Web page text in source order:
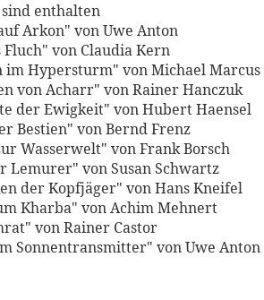
sind enthalten
Arkon" von Uwe Anton
Fluch" von Claudia Kern
im Hypersturm" von Michael
von Acharr" von Rainer Hanczuk
der Ewigkeit" von Hubert Haensel
Bestien" von Bernd Frenz
Wasserwelt" von Frank Borsch
Lemurer" von Susan Schwartz
der Kopfjäger" von Hans Kneifel
Kharba" von Achim Mehnert
von Rainer Castor
Sonnentransmitter" von Uwe Anton